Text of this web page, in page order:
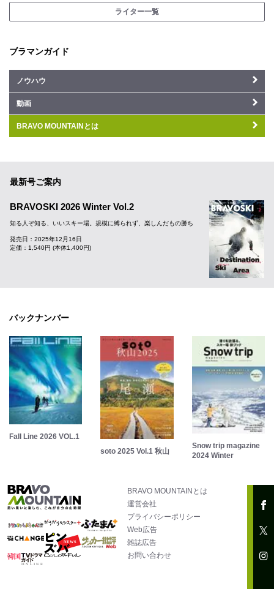
ライター一覧
ブラマンガイド
ノウハウ
動画
BRAVO MOUNTAINとは
最新号ご案内
BRAVOSKI 2026 Winter Vol.2
知る人ぞ知る、いいスキー場。規模に縛られず、楽しんだもの勝ち
発売日：2025年12月16日
定価：1,540円 (本体1,400円)
バックナンバー
Fall Line 2026 VOL.1
soto 2025 Vol.1 秋山
Snow trip magazine
2024 Winter
BRAVO MOUNTAINとは
運営会社
プライバシーポリシー
Web広告
雑誌広告
お問い合わせ